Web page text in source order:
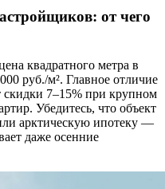
от чего
квадратного метра в
руб./м². Главное отличие
7–15% при крупном
Убедитесь, что объект
арктическую ипотеку —
даже осенние